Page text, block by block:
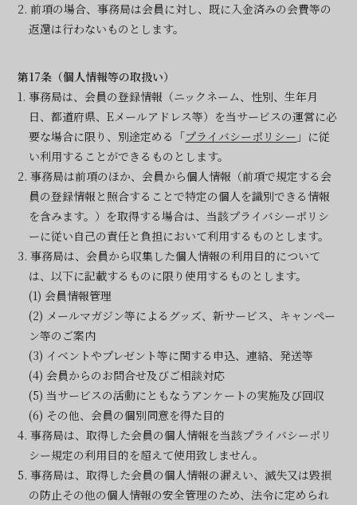
2. 前項の場合、事務局は会員に対し、既に入金済みの会費等の
返還は行わないものとします。
第17条（個人情報等の取扱い）
1. 事務局は、会員の登録情報（ニックネーム、性別、生年月
日、都道府県、Eメールアドレス等）を当サービスの運営に必
要な場合に限り、別途定める「プライバシーポリシー 」に従
い利用することができるものとします。
2. 事務局は前項のほか、会員から個人情報（前項で規定する会
員の登録情報と照合することで特定の個人を識別できる情報
を含みます。）を取得する場合は、当該プライバシーポリシ
ーに従い自己の責任と負担において利用するものとします。
3. 事務局は、会員から収集した個人情報の利用目的について
は、以下に記載するものに限り使用するものとします。
(1) 会員情報管理
(2) メールマガジン等によるグッズ、新サービス、キャンペー
ン等のご案内
(3) イベントやプレゼント等に関する申込、連絡、発送等
(4) 会員からのお問合せ及びご相談対応
(5) 当サービスの活動にともなうアンケートの実施及び回収
(6) その他、会員の個別同意を得た目的
4. 事務局は、取得した会員の個人情報を当該プライバシーポリ
シー規定の利用目的を超えて使用致しません。
5. 事務局は、取得した会員の個人情報の漏えい、滅失又は毀損
の防止その他の個人情報の安全管理のため、法令に定められ